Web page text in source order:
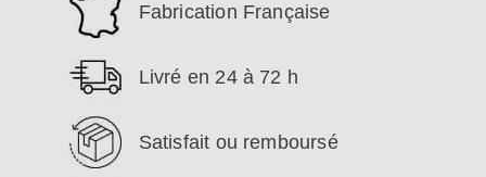
Fabrication Française
Livré en 24 à 72 h
Satisfait ou remboursé